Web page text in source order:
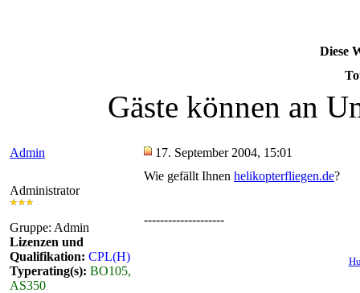
Diese
Gäste können an
Admin 17. September 2004, 15:01
Administrator
Gruppe: Admin
Lizenzen und
Qualifikation: CPL(H)
Typerating(s): BO105,
AS350
Wie gefällt Ihnen helikopterfliegen.de?
--------------------